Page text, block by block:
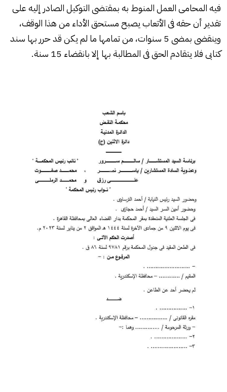
فيه المحامى العمل المنوط به بمقتضى التوكيل الصادر إليه على
تقدير أن حقه فى الأتعاب يصبح مستحق الأداء من هذا الوقف،
وينقضى بمضى 5 سنوات، من تمامها ما لم يكن قد حرر بها سند
كتابى فلا يتقادم الحق فى المطالبة بها إلا بانقضاء 15 سنة.